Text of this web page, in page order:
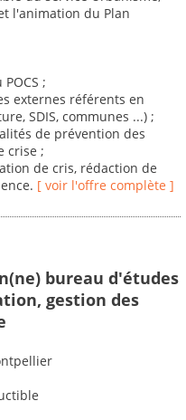
l'animation du Plan
;
externes référents en
SDIS, communes ...) ;
de prévention des
crise ;
de cris, rédaction de
[ voir l'offre complète ]
bureau d'études
gestion des